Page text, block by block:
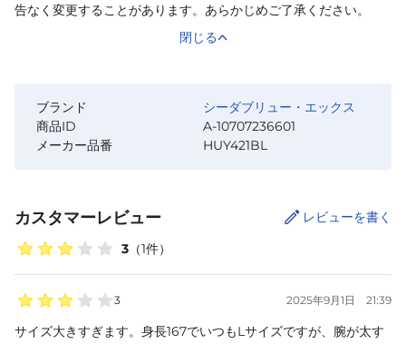
告なく変更することがあります。あらかじめご了承ください。
閉じる
ブランド
シーダブリュー・エックス
商品ID
A-10707236601
メーカー品番
HUY421BL
カスタマーレビュー
3 （1件）
レビューを書く
3 2025年9月1日 21:39
サイズ大きすぎます。身長167でいつもLサイズですが、腕が太す